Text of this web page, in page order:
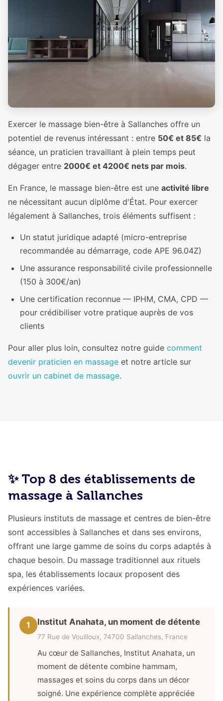
Exercer le massage bien-être à Sallanches offre un
potentiel de revenus intéressant : entre 50€ et 85€ la
séance, un praticien travaillant à plein temps peut
dégager entre 2000€ et 4200€ nets par mois.
En France, le massage bien-être est une activité libre
ne nécessitant aucun diplôme d'État. Pour exercer
légalement à Sallanches, trois éléments suffisent :
Un statut juridique adapté (micro-entreprise
recommandée au démarrage, code APE 96.04Z)
Une assurance responsabilité civile professionnelle
(150 à 300€/an)
Une certification reconnue — IPHM, CMA, CPD —
pour crédibiliser votre pratique auprès de vos
clients
Pour aller plus loin, consultez notre guide comment
devenir praticien en massage et notre article sur
ouvrir un cabinet de massage.
✨ Top 8 des établissements de
massage à Sallanches
Plusieurs instituts de massage et centres de bien-être
sont accessibles à Sallanches et dans ses environs,
offrant une large gamme de soins du corps adaptés à
chaque besoin. Du massage traditionnel aux rituels
spa, les établissements locaux proposent des
expériences variées.
1 Institut Anahata, un moment de détente
77 Rue de Vouilloux, 74700 Sallanches, France
Au cœur de Sallanches, Institut Anahata, un
moment de détente combine hammam,
massages et soins du corps dans un décor
soigné. Une expérience complète appréciée